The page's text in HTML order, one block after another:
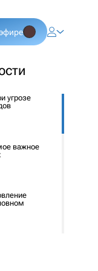
угрозе
важное